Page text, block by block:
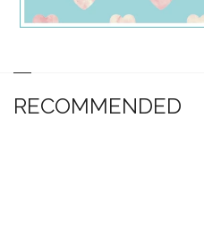
RECOMMENDED